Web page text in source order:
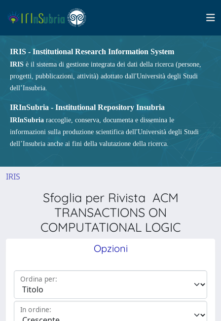
IRIS - Institutional Research Information System
IRIS è il sistema di gestione integrata dei dati della ricerca (persone,
progetti, pubblicazioni, attività) adottato dall'Università degli Studi
dell’Insubria.
IRInSubria - Institutional Repository Insubria
IRInSubria raccoglie, conserva, documenta e dissemina le
informazioni sulla produzione scientifica dell'Università degli Studi
dell’Insubria anche ai fini della valutazione della ricerca.
IRIS
Sfoglia per Rivista ACM
TRANSACTIONS ON
COMPUTATIONAL LOGIC
Opzioni
Ordina per:
In ordine: